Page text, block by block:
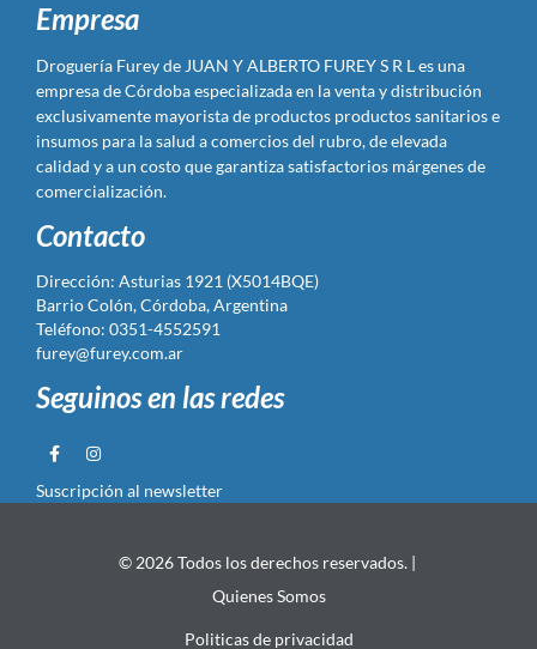
Empresa
Droguería Furey de JUAN Y ALBERTO FUREY S R L es una
empresa de Córdoba especializada en la venta y distribución
exclusivamente mayorista de productos productos sanitarios e
insumos para la salud a comercios del rubro, de elevada
calidad y a un costo que garantiza satisfactorios márgenes de
comercialización.
Contacto
Dirección: Asturias 1921 (X5014BQE)
Barrio Colón, Córdoba, Argentina
Teléfono: 0351-4552591
furey@furey.com.ar
Seguinos en las redes
Suscripción al newsletter
© 2026 Todos los derechos reservados. |
Quienes Somos
Politicas de privacidad